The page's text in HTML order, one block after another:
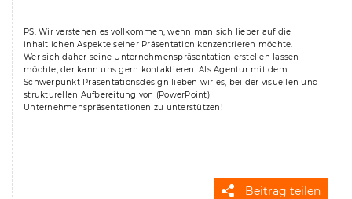
PS: Wir verstehen es vollkommen, wenn man sich lieber auf die
inhaltlichen Aspekte seiner Präsentation konzentrieren möchte.
Wer sich daher seine Unternehmenspräsentation erstellen lassen
möchte, der kann uns gern kontaktieren. Als Agentur mit dem
Schwerpunkt Präsentationsdesign lieben wir es, bei der visuellen und
strukturellen Aufbereitung von (PowerPoint)
Unternehmenspräsentationen zu unterstützen!
Beitrag teilen